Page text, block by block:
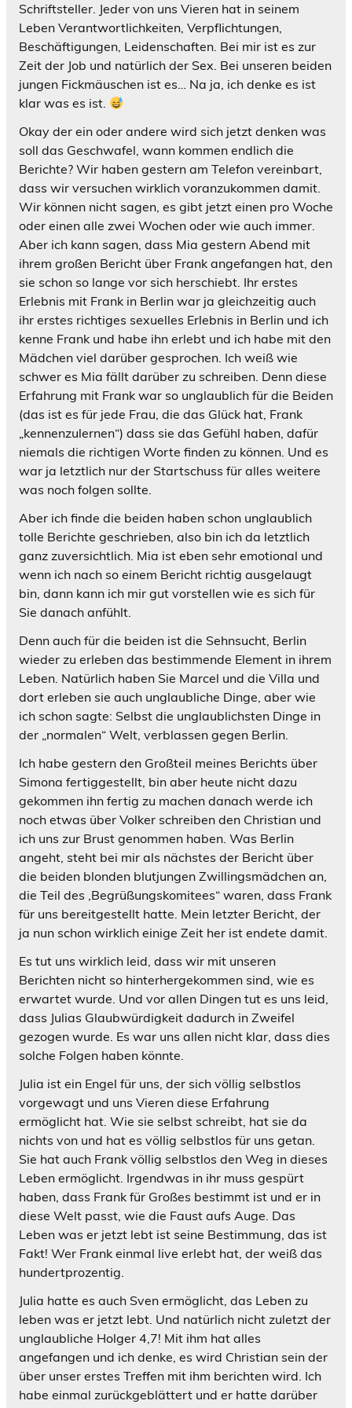
Schriftsteller. Jeder von uns Vieren hat in seinem
Leben Verantwortlichkeiten, Verpflichtungen,
Beschäftigungen, Leidenschaften. Bei mir ist es zur
Zeit der Job und natürlich der Sex. Bei unseren beiden
jungen Fickmäuschen ist es… Na ja, ich denke es ist
klar was es ist.
Okay der ein oder andere wird sich jetzt denken was
soll das Geschwafel, wann kommen endlich die
Berichte? Wir haben gestern am Telefon vereinbart,
dass wir versuchen wirklich voranzukommen damit.
Wir können nicht sagen, es gibt jetzt einen pro Woche
oder einen alle zwei Wochen oder wie auch immer.
Aber ich kann sagen, dass Mia gestern Abend mit
ihrem großen Bericht über Frank angefangen hat, den
sie schon so lange vor sich herschiebt. Ihr erstes
Erlebnis mit Frank in Berlin war ja gleichzeitig auch
ihr erstes richtiges sexuelles Erlebnis in Berlin und ich
kenne Frank und habe ihn erlebt und ich habe mit den
Mädchen viel darüber gesprochen. Ich weiß wie
schwer es Mia fällt darüber zu schreiben. Denn diese
Erfahrung mit Frank war so unglaublich für die Beiden
(das ist es für jede Frau, die das Glück hat, Frank
„kennenzulernen“) dass sie das Gefühl haben, dafür
niemals die richtigen Worte finden zu können. Und es
war ja letztlich nur der Startschuss für alles weitere
was noch folgen sollte.
Aber ich finde die beiden haben schon unglaublich
tolle Berichte geschrieben, also bin ich da letztlich
ganz zuversichtlich. Mia ist eben sehr emotional und
wenn ich nach so einem Bericht richtig ausgelaugt
bin, dann kann ich mir gut vorstellen wie es sich für
Sie danach anfühlt.
Denn auch für die beiden ist die Sehnsucht, Berlin
wieder zu erleben das bestimmende Element in ihrem
Leben. Natürlich haben Sie Marcel und die Villa und
dort erleben sie auch unglaubliche Dinge, aber wie
ich schon sagte: Selbst die unglaublichsten Dinge in
der „normalen“ Welt, verblassen gegen Berlin.
Ich habe gestern den Großteil meines Berichts über
Simona fertiggestellt, bin aber heute nicht dazu
gekommen ihn fertig zu machen danach werde ich
noch etwas über Volker schreiben den Christian und
ich uns zur Brust genommen haben. Was Berlin
angeht, steht bei mir als nächstes der Bericht über
die beiden blonden blutjungen Zwillingsmädchen an,
die Teil des ‚Begrüßungskomitees“ waren, dass Frank
für uns bereitgestellt hatte. Mein letzter Bericht, der
ja nun schon wirklich einige Zeit her ist endete damit.
Es tut uns wirklich leid, dass wir mit unseren
Berichten nicht so hinterhergekommen sind, wie es
erwartet wurde. Und vor allen Dingen tut es uns leid,
dass Julias Glaubwürdigkeit dadurch in Zweifel
gezogen wurde. Es war uns allen nicht klar, dass dies
solche Folgen haben könnte.
Julia ist ein Engel für uns, der sich völlig selbstlos
vorgewagt und uns Vieren diese Erfahrung
ermöglicht hat. Wie sie selbst schreibt, hat sie da
nichts von und hat es völlig selbstlos für uns getan.
Sie hat auch Frank völlig selbstlos den Weg in dieses
Leben ermöglicht. Irgendwas in ihr muss gespürt
haben, dass Frank für Großes bestimmt ist und er in
diese Welt passt, wie die Faust aufs Auge. Das
Leben was er jetzt lebt ist seine Bestimmung, das ist
Fakt! Wer Frank einmal live erlebt hat, der weiß das
hundertprozentig.
Julia hatte es auch Sven ermöglicht, das Leben zu
leben was er jetzt lebt. Und natürlich nicht zuletzt der
unglaubliche Holger 4,7! Mit ihm hat alles
angefangen und ich denke, es wird Christian sein der
über unser erstes Treffen mit ihm berichten wird. Ich
habe einmal zurückgeblättert und er hatte darüber